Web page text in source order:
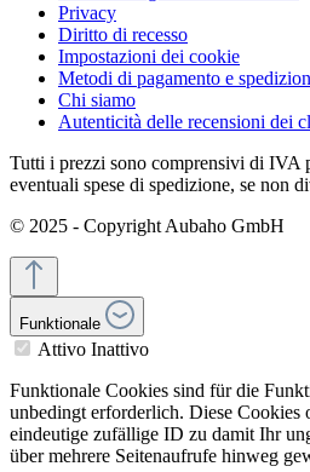
Privacy
Diritto di recesso
Impostazioni dei cookie
Metodi di pagamento e
Chi siamo
Autenticità delle recensioni dei
Tutti i prezzi sono comprensivi di IVA
eventuali spese di spedizione, se non
© 2025 - Copyright Aubaho GmbH
Funktionale
Attivo Inattivo
Funktionale Cookies sind für die
unbedingt erforderlich. Diese Cookies
eindeutige zufällige ID zu damit Ihr
über mehrere Seitenaufrufe hinweg